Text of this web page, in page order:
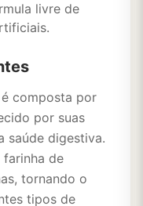
livre de
composta por
por suas
saúde digestiva.
de
tornando o
tipos de